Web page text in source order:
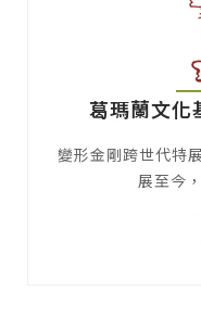
葛瑪蘭文化
變形金剛跨世代特
展至今